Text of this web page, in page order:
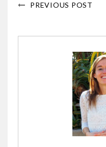
PREVIOUS POST